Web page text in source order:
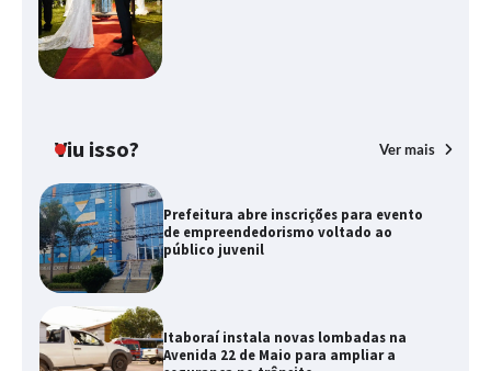
Viu isso? Ver mais
Prefeitura abre inscrições para evento
de empreendedorismo voltado ao
público juvenil
Itaboraí instala novas lombadas na
Avenida 22 de Maio para ampliar a